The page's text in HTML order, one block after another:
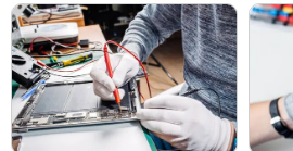
Если ваше устройство
длительное время,
лучший выбор для
совместимости и надежности.
Если планируется
ближайшее время, можно